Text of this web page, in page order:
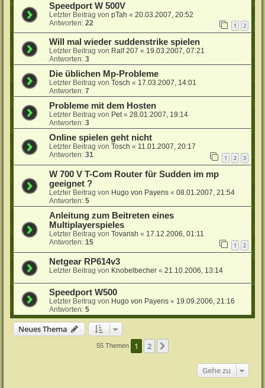
Speedport W 500V
Letzter Beitrag vonpTah «20.03.2007, 20:52
Antworten:22 1 2
Will mal wieder suddenstrike spielen
Letzter Beitrag von Ralf 207 « 19.03.2007, 07:21
Antworten:3
Die üblichen Mp-Probleme
Letzter Beitrag vonTosch « 17.03.2007, 14:01
Antworten:7
Probleme mit dem Hosten
Letzter Beitrag von Pet«28.01.2007, 19:14
Antworten:3
Online spielen geht nicht
Letzter Beitrag vonTosch « 11.01.2007, 20:17
Antworten:31 1 2 3
W 700 V T-Com Router für Sudden im mp
geeignet ?
Letzter Beitrag von Hugo von Payens «08.01.2007, 21:54
Antworten:5
Anleitung zum Beitreten eines
Multiplayerspieles
Letzter Beitrag vonTovarish « 17.12.2006, 01:11
Antworten:15 1 2
Netgear RP614v3
Letzter Beitrag von Knobelbecher «21.10.2006, 13:14
Speedport W500
Letzter Beitrag von Hugo von Payens « 19.09.2006, 21:16
Antworten:5
Neues Thema
55 Themen 1 2
Gehe zu